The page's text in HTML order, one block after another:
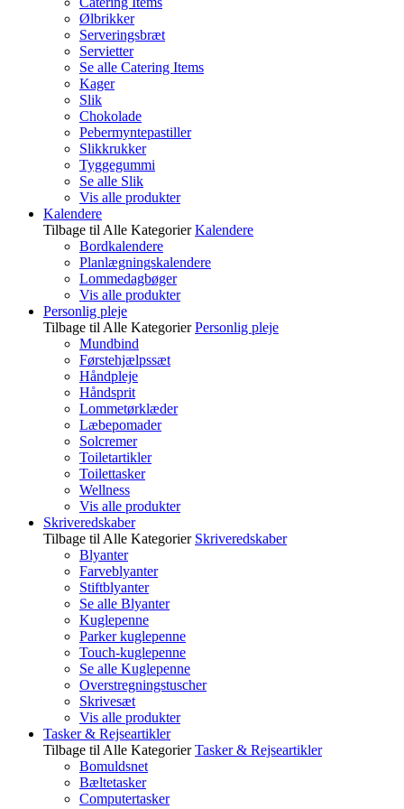
Ølbrikker
Serveringsbræt
Servietter
Se alle Catering Items
Kager
Slik
Chokolade
Pebermyntepastiller
Slikkrukker
Tyggegummi
Se alle Slik
Vis alle produkter
Kalendere
Tilbage til Alle Kategorier Kalendere
Bordkalendere
Planlægningskalendere
Lommedagbøger
Vis alle produkter
Personlig pleje
Tilbage til Alle Kategorier Personlig pleje
Mundbind
Førstehjælpssæt
Håndpleje
Håndsprit
Lommetørklæder
Læbepomader
Solcremer
Toiletartikler
Toilettasker
Wellness
Vis alle produkter
Skriveredskaber
Tilbage til Alle Kategorier Skriveredskaber
Blyanter
Farveblyanter
Stiftblyanter
Se alle Blyanter
Kuglepenne
Parker kuglepenne
Touch-kuglepenne
Se alle Kuglepenne
Overstregningstuscher
Skrivesæt
Vis alle produkter
Tasker & Rejseartikler
Tilbage til Alle Kategorier Tasker & Rejseartikler
Bomuldsnet
Bæltetasker
Computertasker